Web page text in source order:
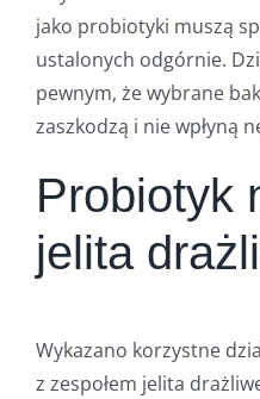
jako probiotyki muszą
ustalonych odgórnie.
pewnym, że wybrane
zaszkodzą i nie wpłyną
Probiotyk
jelita
Wykazano korzystne
z zespołem jelita